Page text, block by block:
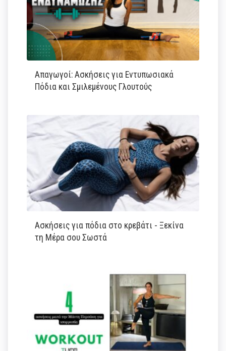
Απαγωγοί: Ασκήσεις για Εντυπωσιακά
Πόδια και Σμιλεμένους Γλουτούς
Ασκήσεις για πόδια στο κρεβάτι - Ξεκίνα
τη Μέρα σου Σωστά